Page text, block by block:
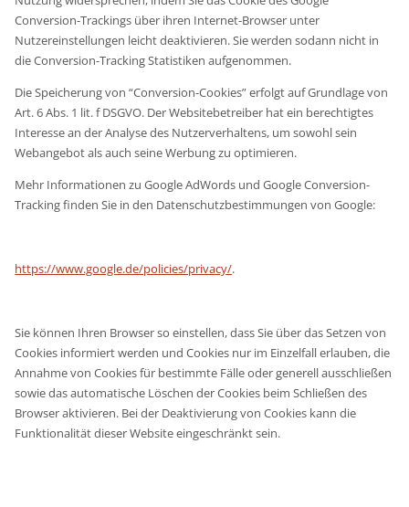
Conversion-Trackings über ihren Internet-Browser unter
Nutzereinstellungen leicht deaktivieren. Sie werden sodann nicht in
die Conversion-Tracking Statistiken aufgenommen.
Die Speicherung von “Conversion-Cookies” erfolgt auf Grundlage von
Art. 6 Abs. 1 lit. f DSGVO. Der Websitebetreiber hat ein berechtigtes
Interesse an der Analyse des Nutzerverhaltens, um sowohl sein
Webangebot als auch seine Werbung zu optimieren.
Mehr Informationen zu Google AdWords und Google Conversion-
Tracking finden Sie in den Datenschutzbestimmungen von Google:
https://www.google.de/policies/privacy/.
Sie können Ihren Browser so einstellen, dass Sie über das Setzen von
Cookies informiert werden und Cookies nur im Einzelfall erlauben, die
Annahme von Cookies für bestimmte Fälle oder generell ausschließen
sowie das automatische Löschen der Cookies beim Schließen des
Browser aktivieren. Bei der Deaktivierung von Cookies kann die
Funktionalität dieser Website eingeschränkt sein.